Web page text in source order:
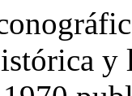
y